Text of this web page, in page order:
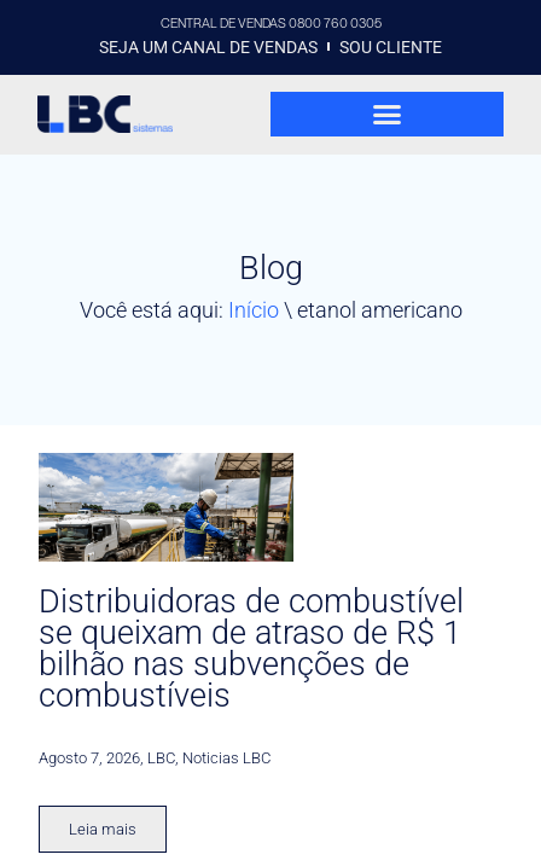
CENTRAL DE VENDAS 0800 760 0305
SEJA UM CANAL DE VENDAS SOU CLIENTE
Blog
Você está aqui: Início\ etanol americano
Distribuidoras de combustível
se queixam de atraso de R$ 1
bilhão nas subvenções de
combustíveis
Agosto 7, 2026 LBC Noticias LBC
Leia mais